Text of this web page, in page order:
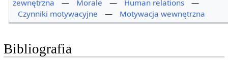
zewnętrzna
— Morale — Human relations
—
Czynniki motywacyjne
— Motywacja wewnętrzna
Bibliografia